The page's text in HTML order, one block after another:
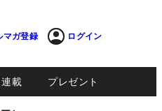
マガ登録 ログイン
連載 プレゼント